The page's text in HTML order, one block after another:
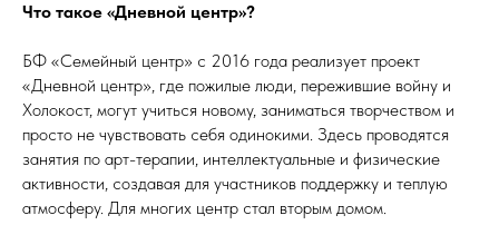
Что такое «Дневной центр»?
БФ «Семейный центр» с 2016 года реализует проект
«Дневной центр», где пожилые люди, пережившие войну и
Холокост, могут учиться новому, заниматься творчеством и
просто не чувствовать себя одинокими. Здесь проводятся
занятия по арт-терапии, интеллектуальные и физические
активности, создавая для участников поддержку и теплую
атмосферу. Для многих центр стал вторым домом.